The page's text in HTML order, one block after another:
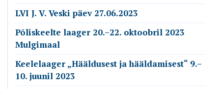
LVI J. V. Veski päev 27.06.2023
Põliskeelte laager 20.–22. oktoobril 2023
Mulgimaal
Keelelaager „Hääldusest ja hääldamisest“ 9.–
10. juunil 2023